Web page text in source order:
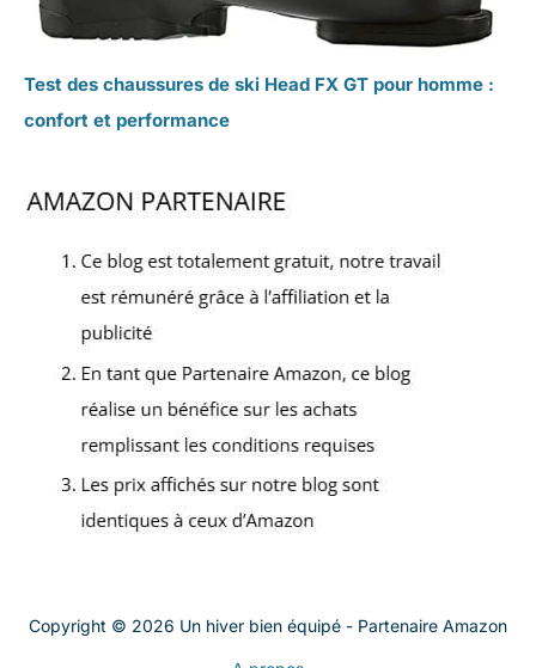
Test des chaussures de ski Head FX GT pour homme :
confort et performance
Copyright © 2026 Un hiver bien équipé - Partenaire Amazon